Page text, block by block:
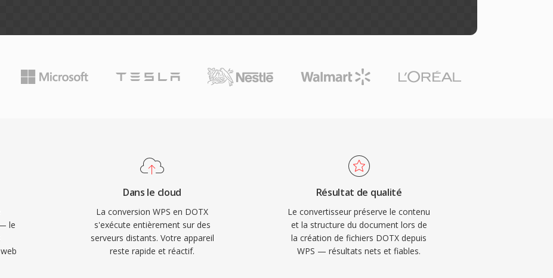
le
Dans le cloud
La conversion WPS en DOTX
s'exécute entièrement sur des
serveurs distants. Votre appareil
reste rapide et réactif.
Résultat de qualité
Le convertisseur préserve le contenu
et la structure du document lors de
la création de fichiers DOTX depuis
WPS — résultats nets et fiables.